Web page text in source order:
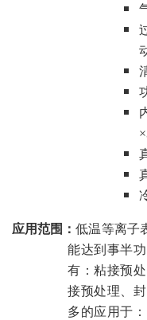
应用范围：低温等离子
能达到事半
有：粘接预
接预处理、
多的应用于